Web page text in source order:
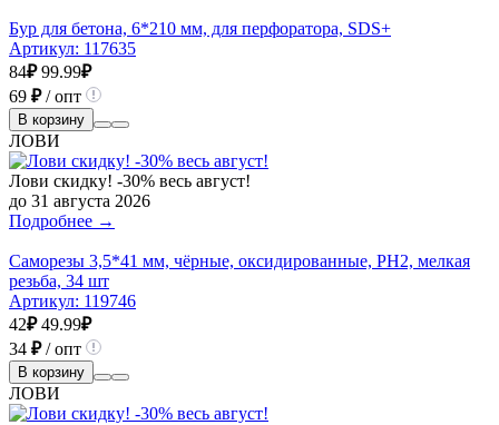
Бур для бетона, 6*210 мм, для перфоратора, SDS+
Артикул: 117635
84₽ 99.99₽
69 ₽/ опт
В корзину
ЛОВИ
Лови скидку! -30% весь август!
до 31 августа 2026
Подробнее →
Саморезы 3,5*41 мм, чёрные, оксидированные, РН2, мелкая
резьба, 34 шт
Артикул: 119746
42₽ 49.99₽
34 ₽/ опт
В корзину
ЛОВИ